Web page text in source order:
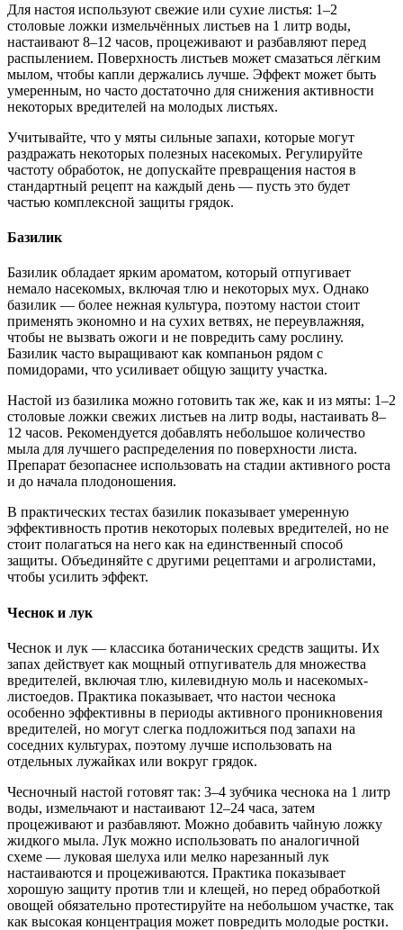
Для настоя используют свежие или сухие листья: 1–2
столовые ложки измельчённых листьев на 1 литр воды,
настаивают 8–12 часов, процеживают и разбавляют перед
распылением. Поверхность листьев может смазаться лёгким
мылом, чтобы капли держались лучше. Эффект может быть
умеренным, но часто достаточно для снижения активности
некоторых вредителей на молодых листьях.
Учитывайте, что у мяты сильные запахи, которые могут
раздражать некоторых полезных насекомых. Регулируйте
частоту обработок, не допускайте превращения настоя в
стандартный рецепт на каждый день — пусть это будет
частью комплексной защиты грядок.
Базилик
Базилик обладает ярким ароматом, который отпугивает
немало насекомых, включая тлю и некоторых мух. Однако
базилик — более нежная культура, поэтому настои стоит
применять экономно и на сухих ветвях, не переувлажняя,
чтобы не вызвать ожоги и не повредить саму рослину.
Базилик часто выращивают как компаньон рядом с
помидорами, что усиливает общую защиту участка.
Настой из базилика можно готовить так же, как и из мяты: 1–2
столовые ложки свежих листьев на литр воды, настаивать 8–
12 часов. Рекомендуется добавлять небольшое количество
мыла для лучшего распределения по поверхности листа.
Препарат безопаснее использовать на стадии активного роста
и до начала плодоношения.
В практических тестах базилик показывает умеренную
эффективность против некоторых полевых вредителей, но не
стоит полагаться на него как на единственный способ
защиты. Объединяйте с другими рецептами и агролистами,
чтобы усилить эффект.
Чеснок и лук
Чеснок и лук — классика ботанических средств защиты. Их
запах действует как мощный отпугиватель для множества
вредителей, включая тлю, килевидную моль и насекомых-
листоедов. Практика показывает, что настои чеснока
особенно эффективны в периоды активного проникновения
вредителей, но могут слегка подложиться под запахи на
соседних культурах, поэтому лучше использовать на
отдельных лужайках или вокруг грядок.
Чесночный настой готовят так: 3–4 зубчика чеснока на 1 литр
воды, измельчают и настаивают 12–24 часа, затем
процеживают и разбавляют. Можно добавить чайную ложку
жидкого мыла. Лук можно использовать по аналогичной
схеме — луковая шелуха или мелко нарезанный лук
настаиваются и процеживаются. Практика показывает
хорошую защиту против тли и клещей, но перед обработкой
овощей обязательно протестируйте на небольшом участке, так
как высокая концентрация может повредить молодые ростки.